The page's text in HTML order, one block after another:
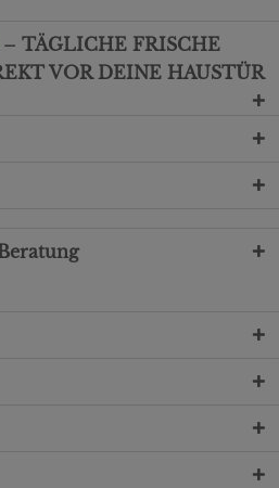
– TÄGLICHE FRISCHE
VOR DEINE HAUSTÜR